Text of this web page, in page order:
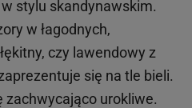
stylu skandynawskim.
w łagodnych,
czy lawendowy z
się na tle bieli.
zachwycająco urokliwe.